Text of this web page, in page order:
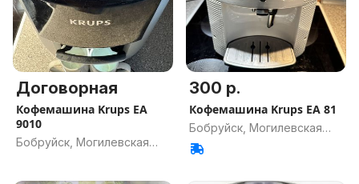
Договорная
Кофемашина Krups EA
9010
Бобруйск, Могилевская
300 р.
Кофемашина Krups EA 81
Бобруйск, Могилевская
обл.